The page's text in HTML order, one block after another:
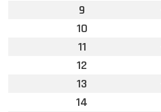
9
10
11
12
13
14